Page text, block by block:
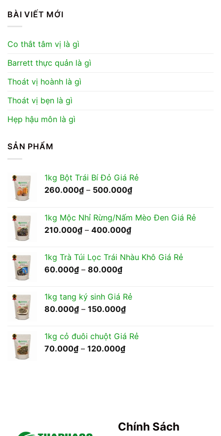
BÀI VIẾT MỚI
Co thắt tâm vị là gì
Barrett thực quản là gì
Thoát vị hoành là gì
Thoát vị bẹn là gì
Hẹp hậu môn là gì
SẢN PHẨM
1kg Bột Trái Bí Đỏ Giá Rẻ
260.000₫ – 500.000₫Khoảng
260.000₫
1kg Mộc Nhỉ Rừng/Nấm Mèo Đen Giá Rẻ
210.000₫ – 400.000₫Khoảng
210.000₫
1kg Trà Túi Lọc Trái Nhàu Khô Giá Rẻ
60.000₫ – 80.000₫Khoảng
60.000₫
đến
1kg tang ký sinh Giá Rẻ
80.000₫ – 150.000₫Khoảng
80.000₫
1kg cỏ đuôi chuột Giá Rẻ
70.000₫ – 120.000₫Khoảng
Chính Sách